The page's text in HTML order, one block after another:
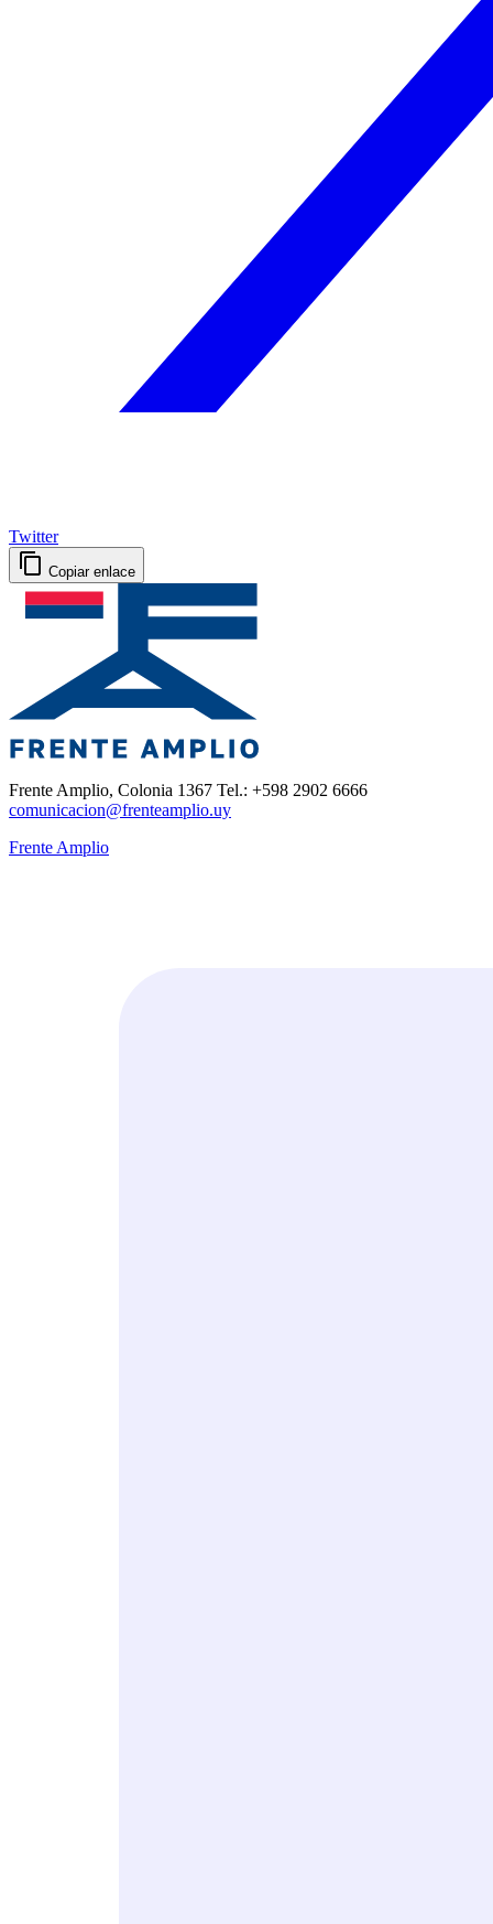
Twitter
Copiar enlace
Frente Amplio, Colonia 1367 Tel.: +598 2902 6666
comunicacion@frenteamplio.uy
Frente Amplio